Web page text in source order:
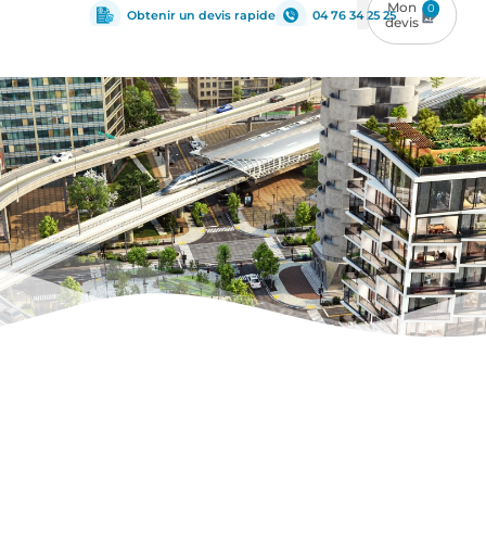
Obtenir un devis rapide 04 76 34 25 25 0